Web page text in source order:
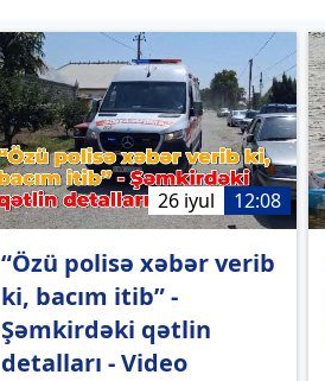
26 iyul 12:08
“Özü polisə xəbər verib
ki, bacım itib” -
Şəmkirdəki qətlin
detalları - Video